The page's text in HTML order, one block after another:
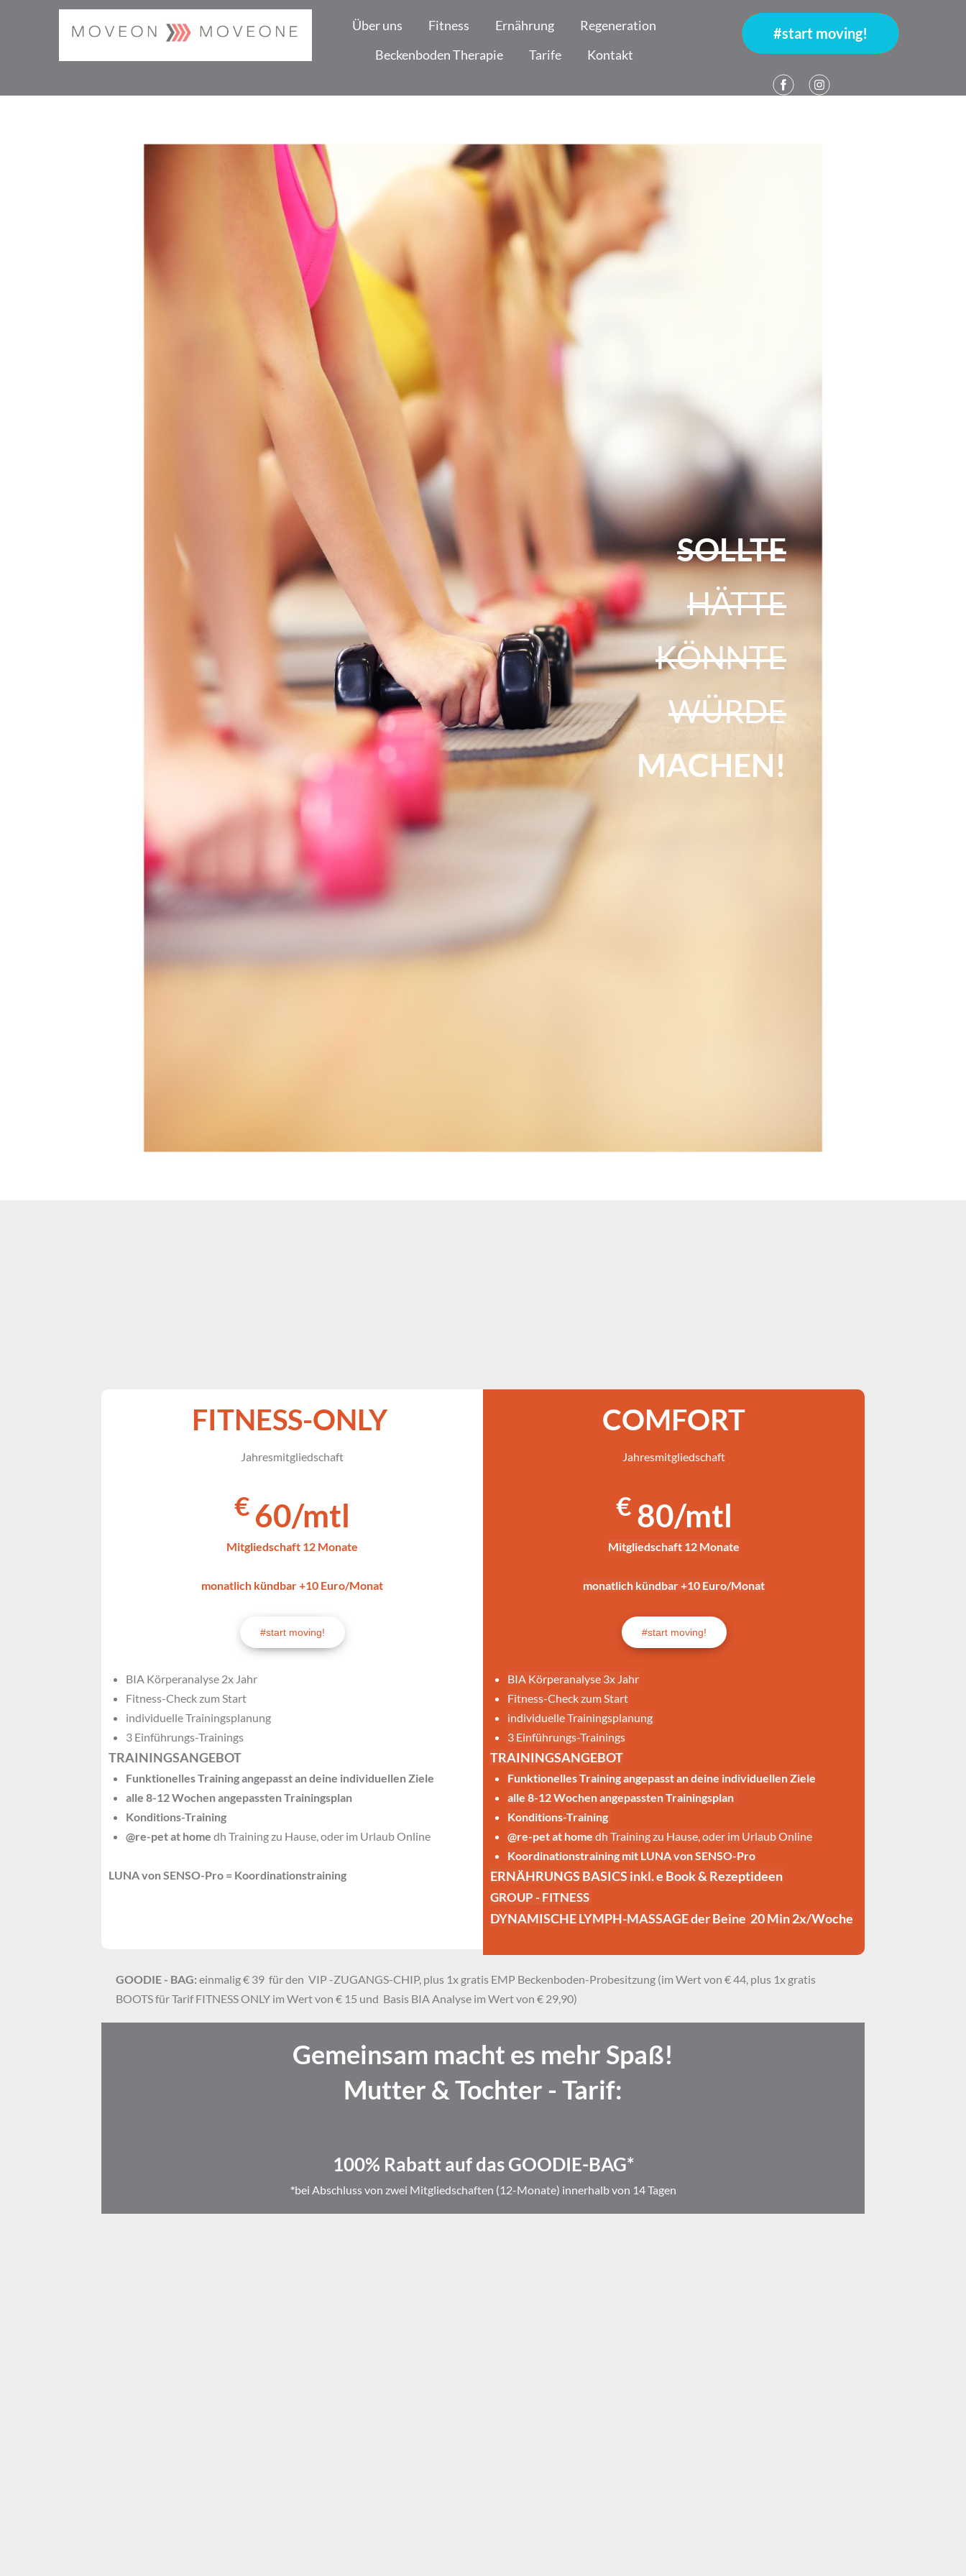
Über uns Fitness Ernährung
Regeneration
Beckenboden Therapie
Tarife Kontakt
#start moving!
SOLLTE
HÄTTE
KÖNNTE
WÜRDE
MACHEN!
FITNESS-ONLY
Jahresmitgliedschaft
€ 60/mtl
Mitgliedschaft 12 Monate
monatlich kündbar +10 Euro/Monat
#start moving!
BIA Körperanalyse 2x Jahr
Fitness-Check zum Start
individuelle Trainingsplanung
3 Einführungs-Trainings
TRAININGSANGEBOT
Funktionelles Training angepasst an deine individuellen Ziele
alle 8-12 Wochen angepassten Trainingsplan
Konditions-Training
@re-pet at home dh Training zu Hause, oder im Urlaub Online
LUNA von SENSO-Pro = Koordinationstraining
COMFORT
Jahresmitgliedschaft
€ 80/mtl
Mitgliedschaft 12 Monate
monatlich kündbar +10 Euro/Monat
#start moving!
BIA Körperanalyse 3x Jahr
Fitness-Check zum Start
individuelle Trainingsplanung
3 Einführungs-Trainings
TRAININGSANGEBOT
Funktionelles Training angepasst an deine individuellen Ziele
alle 8-12 Wochen angepassten Trainingsplan
Konditions-Training
@re-pet at home dh Training zu Hause, oder im Urlaub Online
Koordinationstraining mit LUNA von SENSO-Pro
ERNÄHRUNGS BASICS inkl. e Book & Rezeptideen
GROUP - FITNESS
DYNAMISCHE LYMPH-MASSAGE der Beine  20 Min 2x/Woche
GOODIE - BAG: einmalig € 39  für den  VIP -ZUGANGS-CHIP, plus 1x gratis EMP Beckenboden-Probesitzung (im Wert von € 44, plus 1x gratis
BOOTS für Tarif FITNESS ONLY im Wert von € 15 und  Basis BIA Analyse im Wert von € 29,90)
Gemeinsam macht es mehr Spaß!
Mutter & Tochter - Tarif:
100% Rabatt auf das GOODIE-BAG*
*bei Abschluss von zwei Mitgliedschaften (12-Monate) innerhalb von 14 Tagen